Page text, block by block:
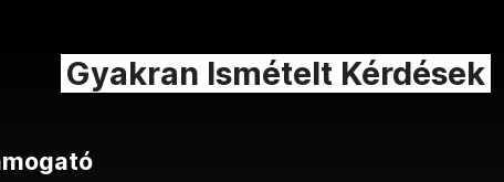
Gyakran Ismételt Kérdések